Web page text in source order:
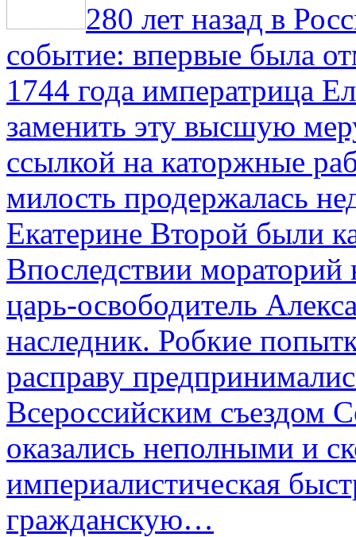
280 лет назад в
событие: впервые была
1744 года императрица
заменить эту высшую
ссылкой на каторжные
милость продержалась
Екатерине Второй были
Впоследствии мораторий
царь-освободитель
наследник. Робкие
расправу
Всероссийским съездом
оказались неполными и
империалистическая
гражданскую…